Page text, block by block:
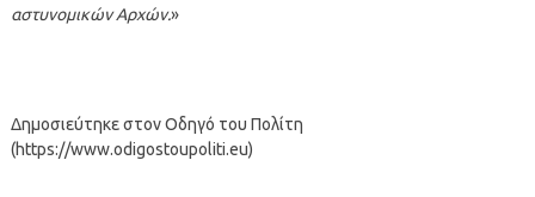
αστυνομικών Αρχών.»
Δημοσιεύτηκε στον Οδηγό του Πολίτη
(https://www.odigostoupoliti.eu)